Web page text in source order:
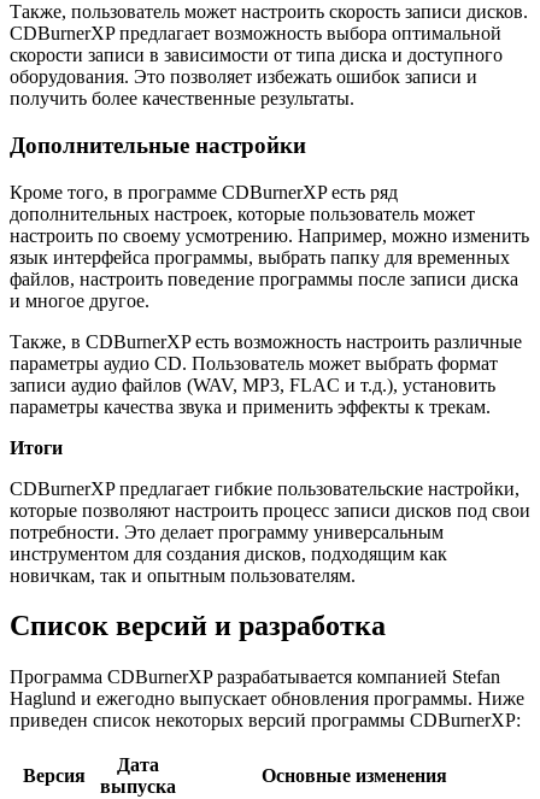
Также, пользователь может настроить скорость записи дисков.
CDBurnerXP предлагает возможность выбора оптимальной
скорости записи в зависимости от типа диска и доступного
оборудования. Это позволяет избежать ошибок записи и
получить более качественные результаты.
Дополнительные настройки
Кроме того, в программе CDBurnerXP есть ряд
дополнительных настроек, которые пользователь может
настроить по своему усмотрению. Например, можно изменить
язык интерфейса программы, выбрать папку для временных
файлов, настроить поведение программы после записи диска
и многое другое.
Также, в CDBurnerXP есть возможность настроить различные
параметры аудио CD. Пользователь может выбрать формат
записи аудио файлов (WAV, MP3, FLAC и т.д.), установить
параметры качества звука и применить эффекты к трекам.
Итоги
CDBurnerXP предлагает гибкие пользовательские настройки,
которые позволяют настроить процесс записи дисков под свои
потребности. Это делает программу универсальным
инструментом для создания дисков, подходящим как
новичкам, так и опытным пользователям.
Список версий и разработка
Программа CDBurnerXP разрабатывается компанией Stefan
Haglund и ежегодно выпускает обновления программы. Ниже
приведен список некоторых версий программы CDBurnerXP:
Версия
Дата
выпуска
Основные изменения